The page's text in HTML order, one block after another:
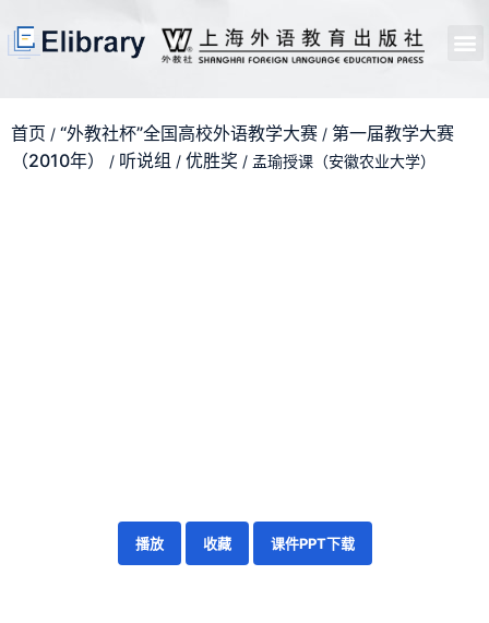
首页 / “外教社杯”全国高校外语教学大赛 / 第一届教学大赛
（2010年）
/ 听说组 / 优胜奖 / 孟瑜授课（安徽农业大学）
播放 收藏 课件PPT下载